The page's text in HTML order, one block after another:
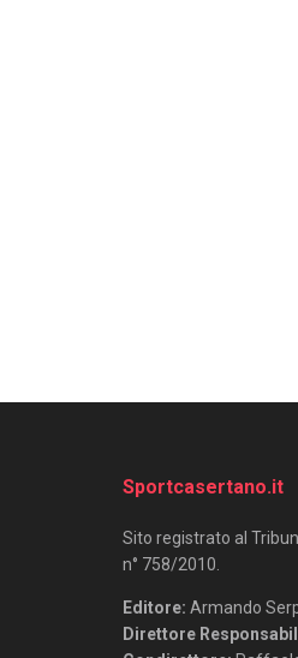
Sportcasertano.it
Sito registrato al
n° 758/2010.
Editore: Armando
Direttore